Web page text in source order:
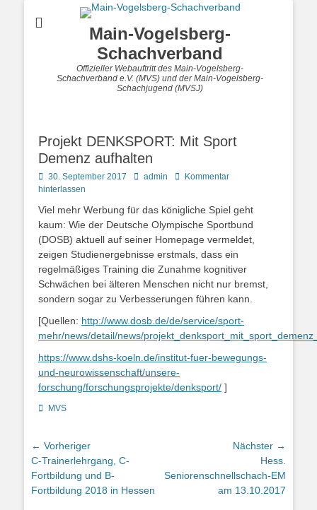
Main-Vogelsberg-
Schachverband
Offizieller Webauftritt des Main-Vogelsberg-
Schachverband e.V. (MVS) und der Main-Vogelsberg-
Schachjugend (MVSJ)
Projekt DENKSPORT: Mit Sport
Demenz aufhalten
Posted
on
30. September 2017 Autoradmin
Kommentar
hinterlassen
Viel mehr Werbung für das königliche Spiel geht
kaum: Wie der Deutsche Olympische Sportbund
(DOSB) aktuell auf seiner Homepage vermeldet,
zeigen Studienergebnisse erstmals, dass ein
regelmäßiges Training die Zunahme kognitiver
Schwächen bei älteren Menschen nicht nur bremst,
sondern sogar zu Verbesserungen führen kann.
[Quellen: http://www.dosb.de/de/service/sport-
mehr/news/detail/news/
https://www.dshs-koeln.de/institut-fuer-bewegungs-
und-neurowissenschaft/unsere-
forschung/forschungsprojekte/denksport/ ]
Kategorien
MVS
Beitragsnavigation
← Vorheriger
Vorheriger
Beitrag:
C-Trainerlehrgang, C-
Fortbildung und B-
Fortbildung 2018 in Hessen
Nächster →
Beitrag:
Hess.
Seniorenschnellschach-EM
am 13.10.2017